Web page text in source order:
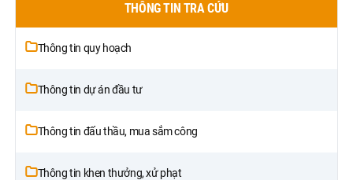
THÔNG TIN TRA CỨU
Thông tin quy hoạch
Thông tin dự án đầu tư
Thông tin đấu thầu, mua sắm công
Thông tin khen thưởng, xử phạt